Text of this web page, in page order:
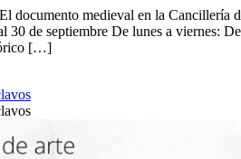
documento medieval en la Cancillería
de septiembre De lunes a viernes: De
[…]